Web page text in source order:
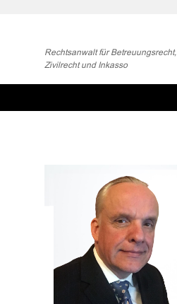
Rechtsanwalt für Betreuungsrecht,
Zivilrecht und Inkasso